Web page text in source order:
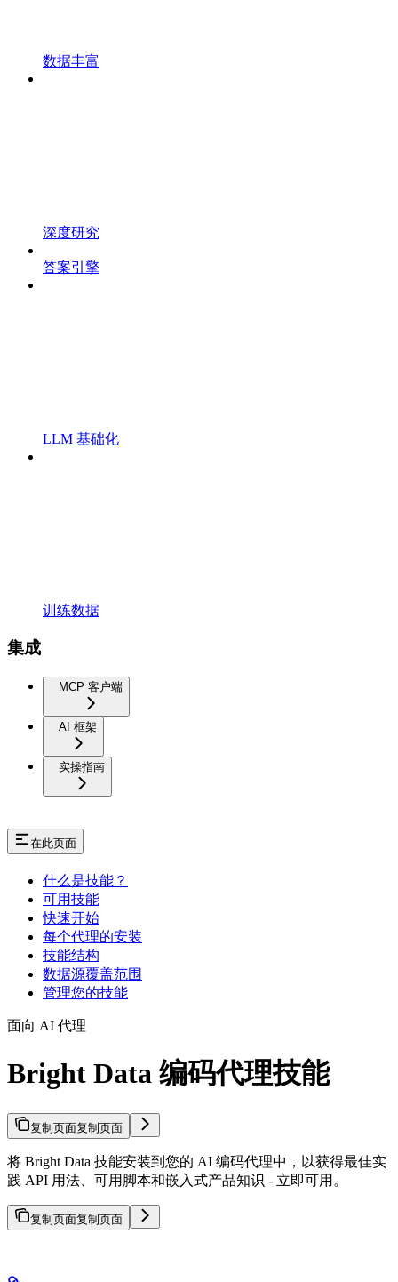
数据丰富
深度研究
答案引擎
LLM 基础化
训练数据
集成
MCP 客户端
AI 框架
实操指南
在此页面
什么是技能？
可用技能
快速开始
每个代理的安装
技能结构
数据源覆盖范围
管理您的技能
面向 AI 代理
Bright Data 编码代理技能
复制页面复制页面
将 Bright Data 技能安装到您的 AI 编码代理中，以获得最佳实
践 API 用法、可用脚本和嵌入式产品知识 - 立即可用。
复制页面复制页面